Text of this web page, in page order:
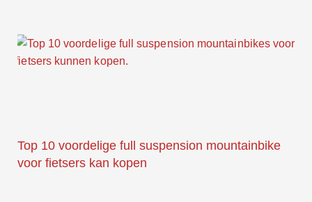
Top 10 voordelige full suspension mountainbike
voor fietsers kan kopen